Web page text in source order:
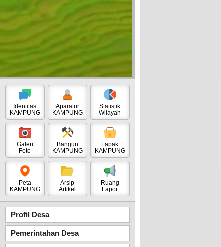
Identitas
KAMPUNG
Aparatur
KAMPUNG
Statistik
Wilayah
Galeri
Foto
Bangun
KAMPUNG
Lapak
KAMPUNG
Peta
KAMPUNG
Arsip
Artikel
Ruang
Lapor
Profil Desa
Pemerintahan Desa